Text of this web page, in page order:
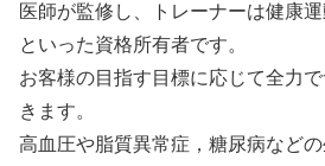
医師が監修し、トレーナーは健康
といった資格所有者です。
お客様の目指す目標に応じて全力
きます。
高血圧や脂質異常症，糖尿病など